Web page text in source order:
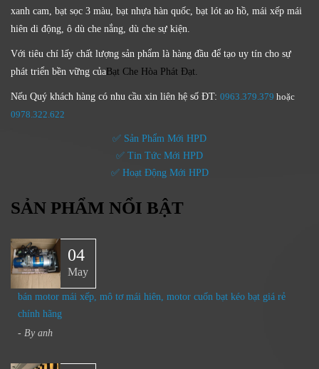
xanh cam, bạt sọc 3 màu, bạt nhựa hàn quốc, bạt lót ao hồ, mái xếp mái
hiên di động, ô dù che nắng, dù che sự kiện.
Với tiêu chí lấy chất lượng sản phẩm là hàng đầu để tạo uy tín cho sự
phát triển bền vững của Bạt Che Hòa Phát Đạt.
Nếu Quý khách hàng có nhu cầu xin liên hệ số ĐT: 0963.379.379 hoặc
0978.322.622
✅ Sản Phẩm Mới HPD
✅ Tin Tức Mới HPD
✅ Hoạt Động Mới HPD
SẢN PHẨM NỔI BẬT
04
May
bán motor mái xếp, mô tơ mái hiên, motor cuốn bạt kéo bạt giá rẻ
chính hãng
- By anh